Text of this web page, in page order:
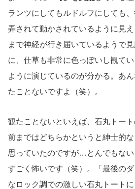
ランツにしてもルドルフにしても
弄されて動かされているように見
まで神経が行き届いているようで
に、仕草も非常に色っぽいし観て
ように演じているのが分かる。あん
たことないですよ（笑）。
観たことないといえば、石丸トー
前まではどちらかというと紳士的
思っていたのですが…とんでもな
すごく怖いです（笑）。「最後の
なロック調での激しい石丸トート